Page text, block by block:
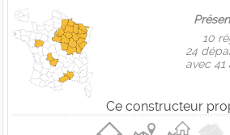
10
24
avec 41
Ce constructeur